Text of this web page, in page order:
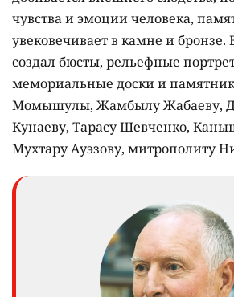
чувства и эмоции человека,
увековечивает в камне и бронзе.
создал бюсты, рельефные
мемориальные доски и
Момышулы, Жамбылу Жабаеву,
Кунаеву, Тарасу Шевченко,
Мухтару Ауэзову, митрополиту